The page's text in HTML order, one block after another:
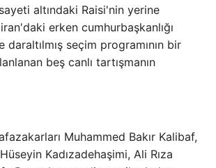
altındaki Raisi'nin yerine
erken cumhurbaşkanlığı
daraltılmış seçim programının bir
beş canlı tartışmanın
Muhammed Bakır Kalibaf,
Kadızadehaşimi, Ali Rıza